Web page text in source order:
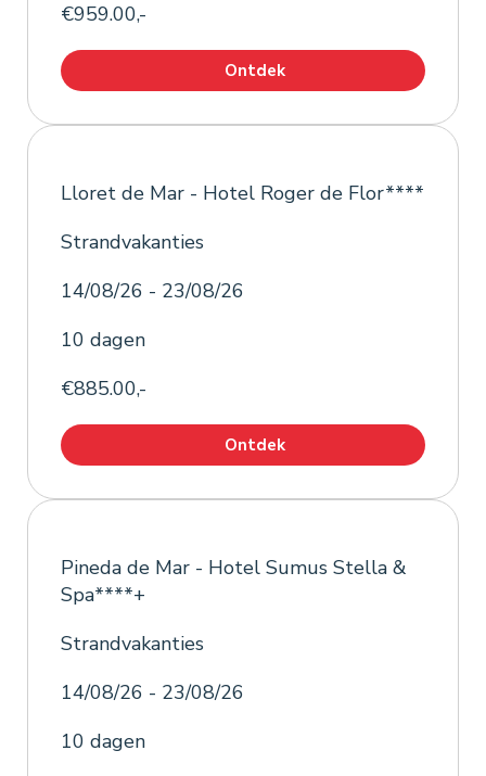
€959.00,-
Ontdek
Lloret de Mar - Hotel Roger de Flor****
Strandvakanties
14/08/26 - 23/08/26
10 dagen
€885.00,-
Ontdek
Pineda de Mar - Hotel Sumus Stella &
Spa****+
Strandvakanties
14/08/26 - 23/08/26
10 dagen